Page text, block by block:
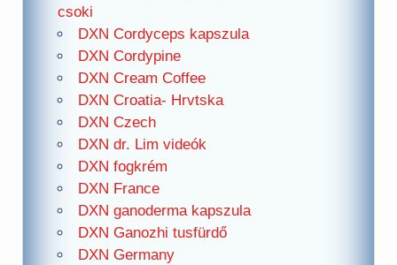
csoki
DXN Cordyceps kapszula
DXN Cordypine
DXN Cream Coffee
DXN Croatia- Hrvtska
DXN Czech
DXN dr. Lim videók
DXN fogkrém
DXN France
DXN ganoderma kapszula
DXN Ganozhi tusfürdő
DXN Germany